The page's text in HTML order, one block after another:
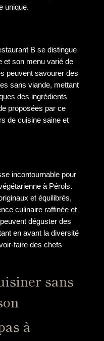
unique.
B se distingue
et son menu varié de
peuvent savourer des
sans viande, mettant
des ingrédients
proposées par ce
de cuisine saine et
incontournable pour
à Pérols.
et équilibrés,
culinaire raffinée et
déguster des
en avant la diversité
faire des chefs
sans
à